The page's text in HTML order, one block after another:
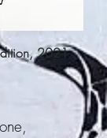
2021